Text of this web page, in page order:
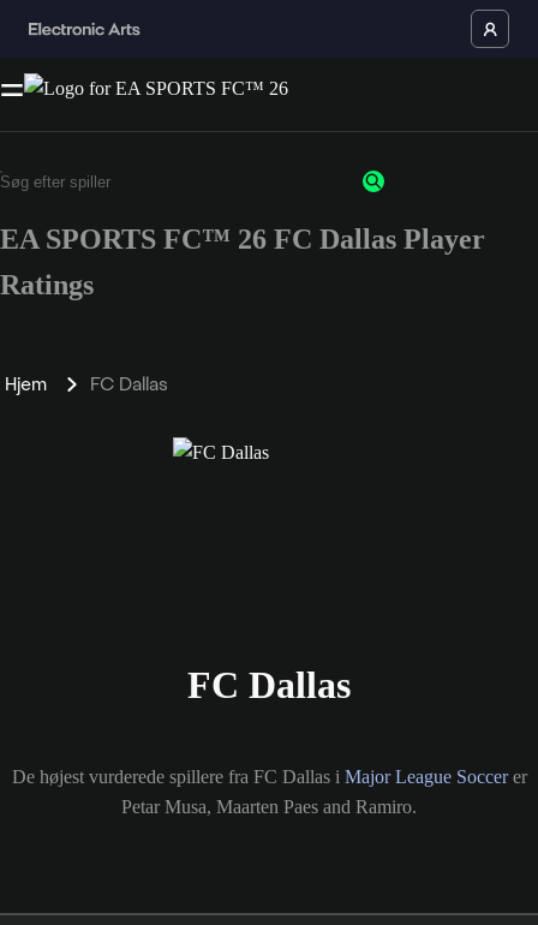
EA SPORTS FC™ 26 FC Dallas Player
Ratings
Hjem FC Dallas
FC Dallas
De højest vurderede spillere fra FC Dallas i Major League Soccerer
Petar Musa, Maarten Paes and Ramiro.